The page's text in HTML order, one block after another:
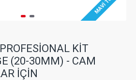
KIT
(20-30MM) - CAM
İÇIN